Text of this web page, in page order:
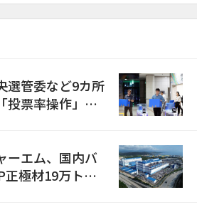
選管委など9カ所
票率操作」の
ーエム、国内バ
正極材19万トン